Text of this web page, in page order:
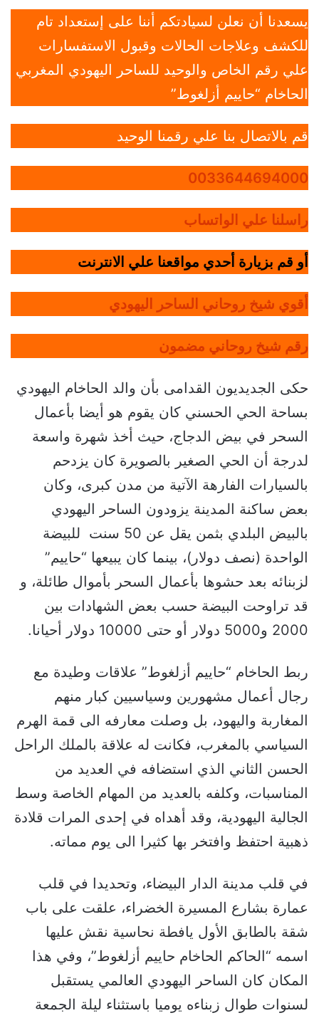
يسعدنا أن نعلن لسيادتكم أننا على إستعداد تام
للكشف وعلاجات الحالات وقبول الاستفسارات
علي رقم الخاص والوحيد للساحر اليهودي المغربي
الحاخام “حاييم أزلغوط”
قم بالاتصال بنا علي رقمنا الوحيد
0033644694000
راسلنا علي الواتساب
أو قم بزيارة أحدي مواقعنا علي الانترنت
أقوي شيخ روحاني الساحر اليهودي
رقم شيخ روحاني مضمون
حكى الجديديون القدامى بأن والد الحاخام اليهودي
بساحة الحي الحسني كان يقوم هو أيضا بأعمال
السحر في بيض الدجاج، حيث أخذ شهرة واسعة
لدرجة أن الحي الصغير بالصويرة كان يزدحم
بالسيارات الفارهة الآتية من مدن كبرى، وكان
بعض ساكنة المدينة يزودون الساحر اليهودي
بالبيض البلدي بثمن يقل عن 50 سنت للبيضة
الواحدة (نصف دولار)، بينما كان يبيعها “حاييم”
لزبنائه بعد حشوها بأعمال السحر بأموال طائلة، و
قد تراوحت البيضة حسب بعض الشهادات بين
2000 و5000 دولار أو حتى 10000 دولار أحيانا.
ربط الحاخام “حاييم أزلغوط” علاقات وطيدة مع
رجال أعمال مشهورين وسياسيين كبار منهم
المغاربة واليهود، بل وصلت معارفه الى قمة الهرم
السياسي بالمغرب، فكانت له علاقة بالملك الراحل
الحسن الثاني الذي استضافه في العديد من
المناسبات، وكلفه بالعديد من المهام الخاصة وسط
الجالية اليهودية، وقد أهداه في إحدى المرات قلادة
ذهبية احتفظ وافتخر بها كثيرا الى يوم مماته.
في قلب مدينة الدار البيضاء، وتحديدا في قلب
عمارة بشارع المسيرة الخضراء، علقت على باب
شقة بالطابق الأول يافطة نحاسية نقش عليها
اسمه “الحاكم الحاخام حاييم أزلغوط”، وفي هذا
المكان كان الساحر اليهودي العالمي يستقبل
لسنوات طوال زبناءه يوميا باستثناء ليلة الجمعة